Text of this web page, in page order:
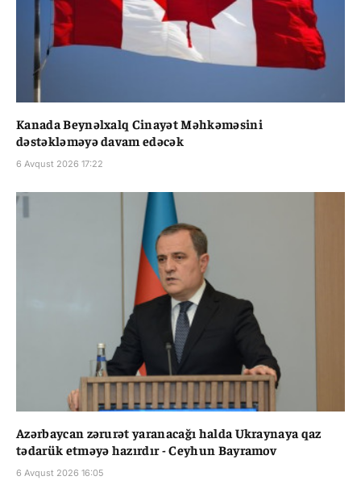
Kanada Beynəlxalq Cinayət Məhkəməsini
dəstəkləməyə davam edəcək
6 Avqust 2026 17:22
Azərbaycan zərurət yaranacağı halda Ukraynaya qaz
tədarük etməyə hazırdır - Ceyhun Bayramov
6 Avqust 2026 16:05